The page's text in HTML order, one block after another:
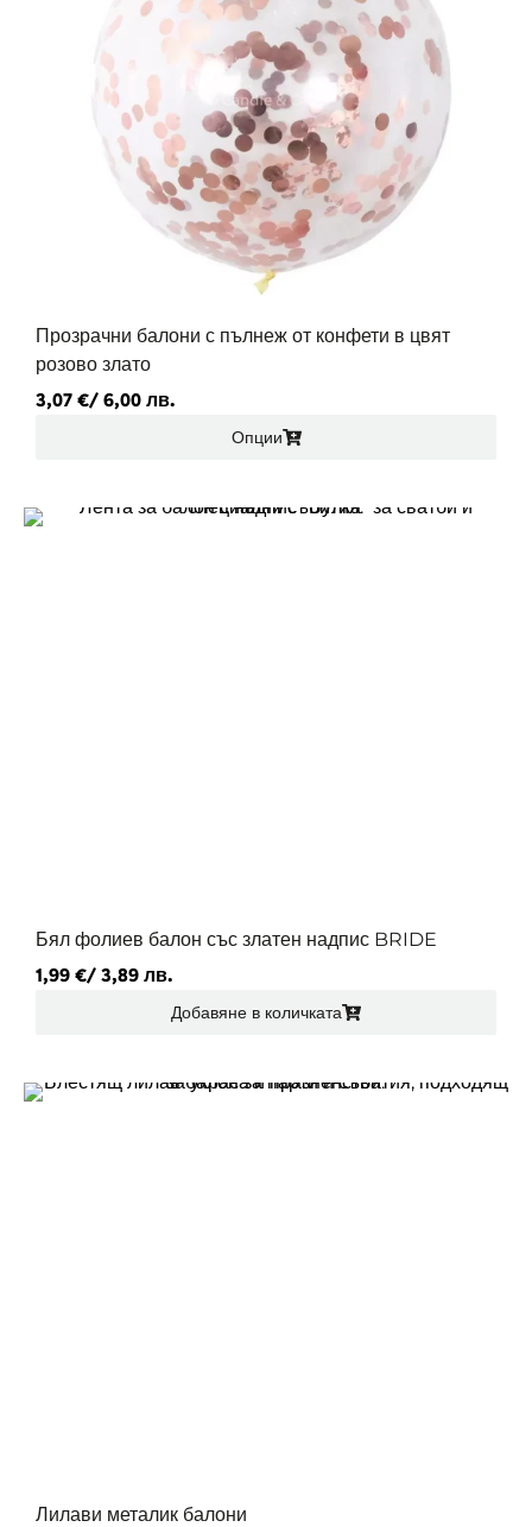
Прозрачни балони с пълнеж от конфети в цвят
розово злато
3,07 €/ 6,00 лв.
Опции
Бял фолиев балон със златен надпис BRIDE
1,99 €/ 3,89 лв.
Добавяне в количката
Лилави металик балони